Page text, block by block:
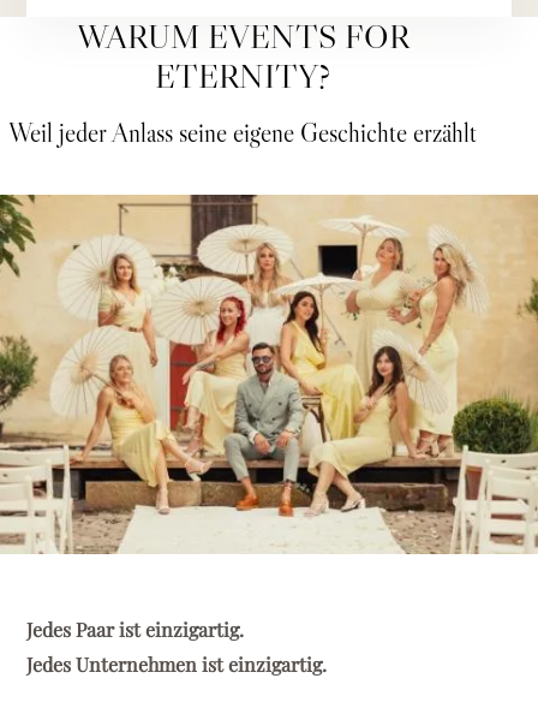
WARUM EVENTS FOR
ETERNITY?
Weil jeder Anlass seine eigene Geschichte erzählt
Jedes Paar ist einzigartig.
Jedes Unternehmen ist einzigartig.